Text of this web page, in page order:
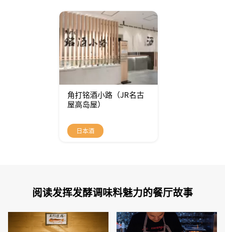
角打铭酒小路（JR名古
屋高岛屋）
日本酒
阅读发挥发酵调味料魅力的餐厅故事